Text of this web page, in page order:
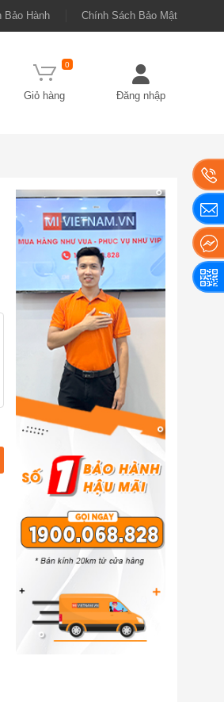
Bảo Hành Chính Sách Bảo Mật
Giỏ hàng
0
Đăng nhập